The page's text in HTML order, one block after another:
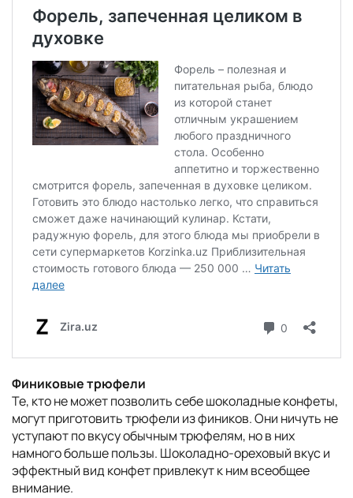
Финиковые трюфели
Те, кто не может позволить себе шоколадные конфеты,
могут приготовить трюфели из фиников. Они ничуть не
уступают по вкусу обычным трюфелям, но в них
намного больше пользы. Шоколадно-ореховый вкус и
эффектный вид конфет привлекут к ним всеобщее
внимание.